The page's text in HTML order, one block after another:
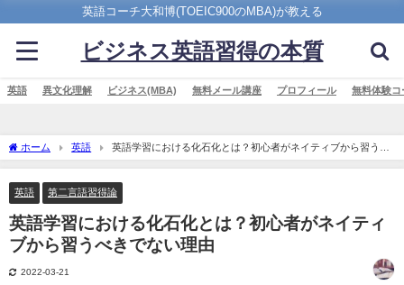
英語コーチ大和博(TOEIC900のMBA)が教える
ビジネス英語習得の本質
英語 異文化理解 ビジネス(MBA) 無料メール講座 プロフィール 無料体験コ
ホーム 英語
英語学習における化石化とは？初心者がネイティブから習うべ
きでない理由
英語 第二言語習得論
英語学習における化石化とは？初心者がネイティ
ブから習うべきでない理由
2022-03-21